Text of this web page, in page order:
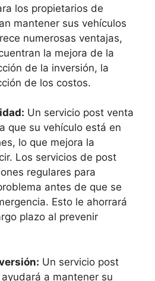
los propietarios de
mantener sus vehículos
numerosas ventajas,
la mejora de la
de la inversión, la
de los costos.
Un servicio post venta
que su vehículo está en
lo que mejora la
Los servicios de post
regulares para
antes de que se
Esto le ahorrará
plazo al prevenir
Un servicio post
a mantener su